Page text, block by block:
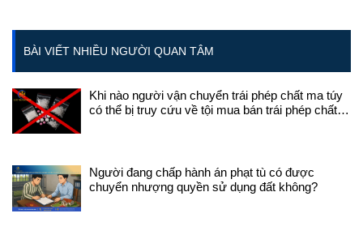
BÀI VIẾT NHIỀU NGƯỜI QUAN TÂM
Khi nào người vận chuyển trái phép chất ma túy
có thể bị truy cứu về tội mua bán trái phép chất
Người đang chấp hành án phạt tù có được
chuyển nhượng quyền sử dụng đất không?